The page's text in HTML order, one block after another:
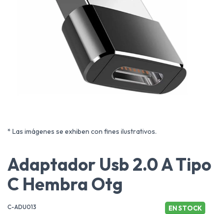
* Las imágenes se exhiben con fines ilustrativos.
Adaptador Usb 2.0 A Tipo
C Hembra Otg
C-ADU013 EN STOCK